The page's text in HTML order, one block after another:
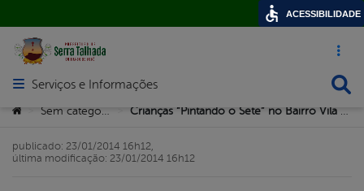
Acesso
Abrir menu principal de navegação
Serviços e Informações
Você está aqui:
> >
publicado: 23/01/2014 16h12,
última modificação: 23/01/2014 16h12
ACESSIBILIDADE